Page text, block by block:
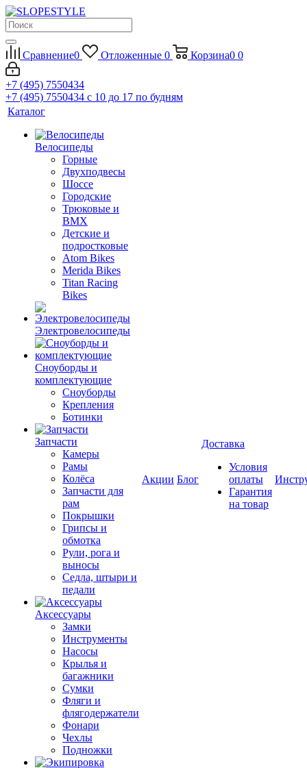
Сравнение0 Отложенные 0 Корзина0 0
+7 (495) 7550434
+7 (495) 7550434 с 10 до 17 по будням
Каталог
Велосипеды
Горные
Двухподвесы
Шоссе
Городские
Трюковые и
BMX
Детские и
подростковые
Atom Bikes
Merida Bikes
Titan Racing
Bikes
Электровелосипеды
Cноуборды и
комплектующие
Сноуборды
Крепления
Ботинки
Запчасти
Камеры
Рамы
Колёса
Запчасти для
рам
Покрышки
Грипсы и
обмотка
Рули, рога и
выносы
Седла, штыри и
педали
Аксессуары
Замки
Инструменты
Насосы
Крылья и
багажники
Сумки
Фляги и
флягодержатели
Фонари
Чехлы
Подножки
Акции Блог
Доставка
Условия
оплаты
Гарантия
на товар